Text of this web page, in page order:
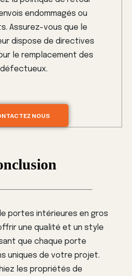
endommagés ou
Assurez-vous que le
dispose de directives
le remplacement des
NOUS
portes intérieures en gros
une qualité et un style
que chaque porte
uniques de votre projet.
les propriétés de